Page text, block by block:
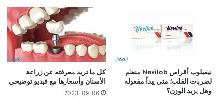
نيفيلوب أقراص Nevilob منظم
لضربات القلب؛ متى يبدأ مفعوله
وهل يزيد الوزن؟
كل ما تريد معرفته عن زراعة
الأسنان وأسعارها مع فيديو توضيحي
2023-09-06